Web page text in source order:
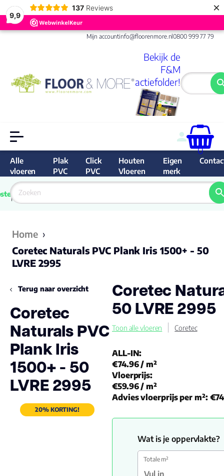
9,9
137 Reviews ×
Mijn accountinfo@floorenmore.nl0800 999 77 79
Bekijk de
F&M
actiefolder!
0
Alle
vloeren
Plak
PVC
Click
PVC
Houten
Vloeren
Eigen
merk
van
Nederland
9.6/10
Home ›
Coretec Naturals PVC Plank Iris 1500+ - 50
LVRE 2995
Terug naar overzicht
Coretec
Naturals PVC
Plank Iris
1500+ - 50
LVRE 2995
20% KORTING!
Coretec
50 LVRE 2995
Toon alle vloeren Coretec
ALL-IN:
€74.96/ m²
Vloerprijs:
€59.96/ m²
Advies vloerprijs per m²:
Wat is je oppervlakte?
Totale m²